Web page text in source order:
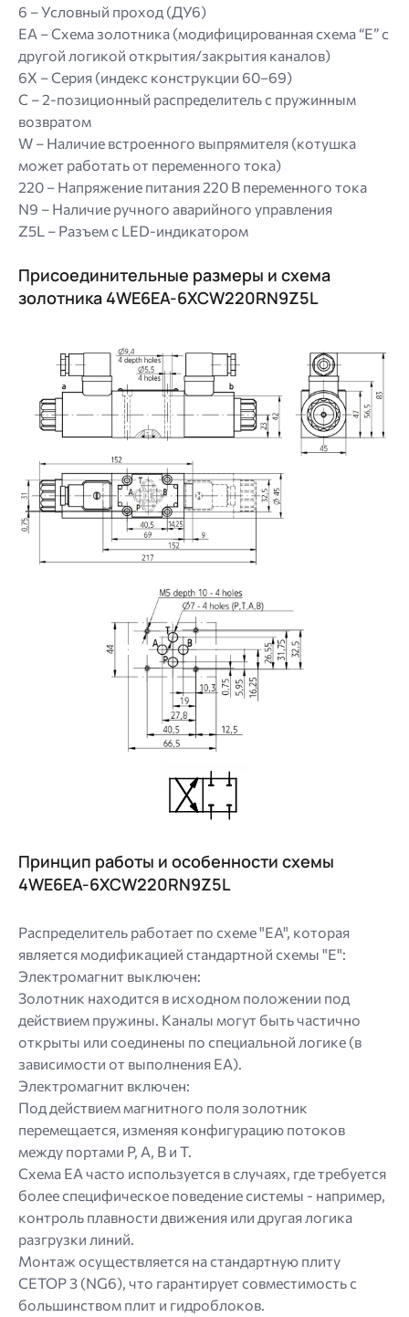
6 – Условный проход (ДУ6)
EA – Схема золотника (модифицированная схема “E” с
другой логикой открытия/закрытия каналов)
6X – Серия (индекс конструкции 60–69)
C – 2-позиционный распределитель с пружинным
возвратом
W – Наличие встроенного выпрямителя (котушка
может работать от переменного тока)
220 – Напряжение питания 220 В переменного тока
N9 – Наличие ручного аварийного управления
Z5L – Разъем с LED-индикатором
Присоединительные размеры и схема
золотника 4WE6EA-6XCW220RN9Z5L
Image
Принцип работы и особенности схемы
4WE6EA-6XCW220RN9Z5L
Распределитель работает по схеме "EA", которая
является модификацией стандартной схемы "E":
Электромагнит выключен:
Золотник находится в исходном положении под
действием пружины. Каналы могут быть частично
открыты или соединены по специальной логике (в
зависимости от выполнения EA).
Электромагнит включен:
Под действием магнитного поля золотник
перемещается, изменяя конфигурацию потоков
между портами P, A, B и T.
Схема EA часто используется в случаях, где требуется
более специфическое поведение системы - например,
контроль плавности движения или другая логика
разгрузки линий.
Монтаж осуществляется на стандартную плиту
CETOP 3 (NG6), что гарантирует совместимость с
большинством плит и гидроблоков.